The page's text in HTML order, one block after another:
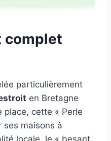
complet
particulièrement
en Bretagne
place, cette « Perle
ses maisons à